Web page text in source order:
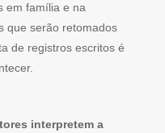
em família e na
que serão retomados
de registros escritos é
interpretem a